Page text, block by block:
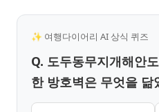
✨ 여행다이어리 AI 상식 퀴즈
Q. 도두동무지개해안
한 방호벽은 무엇을 닮